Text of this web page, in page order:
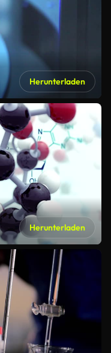
Herunterladen
Herunterladen